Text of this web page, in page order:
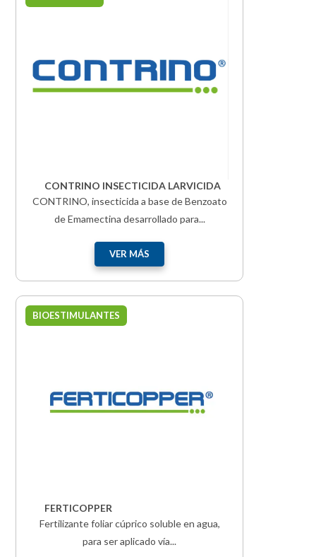
CONTRINO INSECTICIDA LARVICIDA
CONTRINO, insecticida a base de Benzoato
de Emamectina desarrollado para...
VER MÁS
BIOESTIMULANTES
FERTICOPPER
Fertilizante foliar cúprico soluble en agua,
para ser aplicado vía...